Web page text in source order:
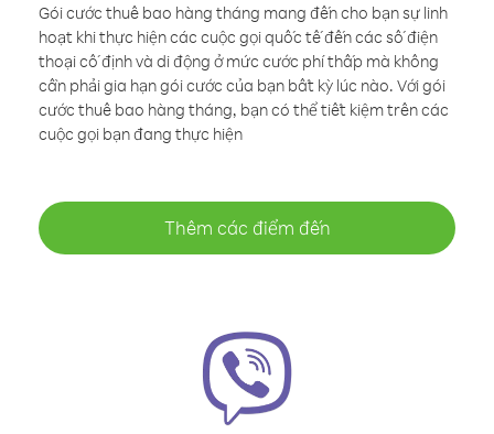
Gói cước thuê bao hàng tháng mang đến cho bạn sự linh
hoạt khi thực hiện các cuộc gọi quốc tế đến các số điện
thoại cố định và di động ở mức cước phí thấp mà không
cần phải gia hạn gói cước của bạn bất kỳ lúc nào. Với gói
cước thuê bao hàng tháng, bạn có thể tiết kiệm trên các
cuộc gọi bạn đang thực hiện
Thêm các điểm đến